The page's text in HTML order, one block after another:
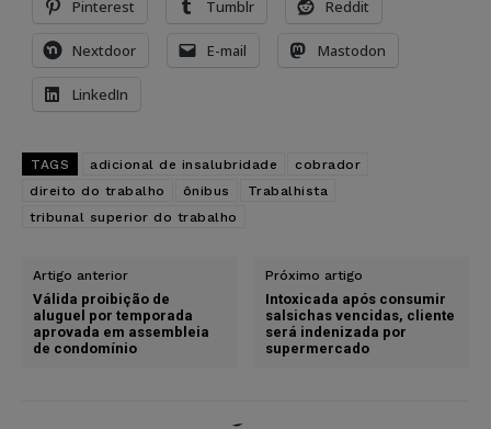
Pinterest Tumblr Reddit
Nextdoor E-mail Mastodon
LinkedIn
TAGS adicional de insalubridade
cobrador
direito do trabalho
ônibus
Trabalhista
tribunal superior do trabalho
Artigo anterior
Válida proibição de
aluguel por temporada
aprovada em assembleia
de condomínio
Próximo artigo
Intoxicada após consumir
salsichas vencidas, cliente
será indenizada por
supermercado